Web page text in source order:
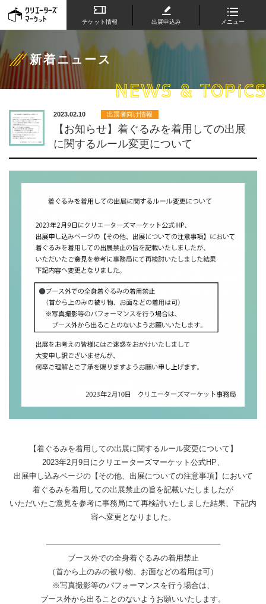
新着ニュース
NEWS & TOPICS
2023.02.10 出展者向け情報
【お知らせ】着ぐるみを着用しての出展
に関するルール変更について
【着ぐるみを着用しての出展に関するルール変更について】
2023年2月9日にクリエーターズマーケット公式HP、
出展申し込みページの【その他、出展についての注意事項】において
着ぐるみを着用しての出展禁止の旨を記載いたしましたが
いただいたご意見を参考に事務局にて再検討いたしました結果、下記内
容へ変更となりました。
——————————————————————–
︎ブース外での全身着ぐるみの着用禁止
（首から上のみの被り物、お面などの着用は可）
※写真撮影等のパフォーマンスを行う場合は、
ブース外から出ることのないようお願いいたします。
チケット情報 出展申込み メニュー